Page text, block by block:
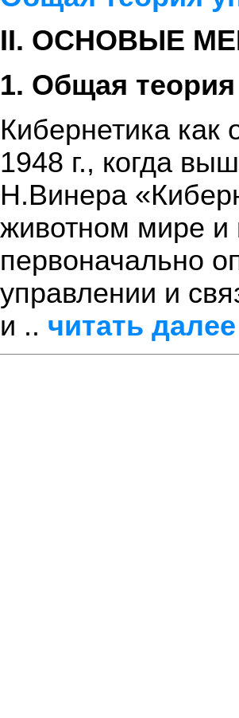
II. ОСНОВЫЕ
1. Общая
Кибернетика как
1948 г., когда
Н.Винера
животном мире и
первоначально
управлении и
и .. читать далее